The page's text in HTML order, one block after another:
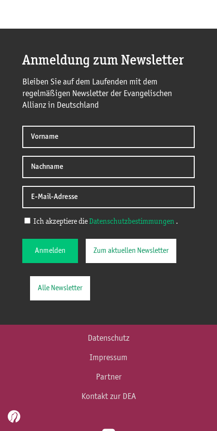
Anmeldung zum Newsletter
Bleiben Sie auf dem Laufenden mit dem
regelmäßigen Newsletter der Evangelischen
Allianz in Deutschland
Ich akzeptiere die Datenschutzbestimmungen .
Anmelden Zum aktuellen Newsletter
Alle Newsletter
Datenschutz
Impressum
Partner
Kontakt zur DEA